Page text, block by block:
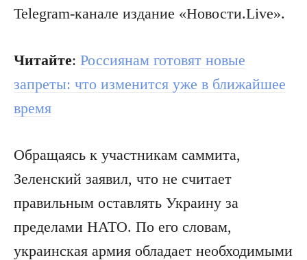
Telegram-канале издание «Новости.Live».
Читайте: Россиянам готовят новые
запреты: что изменится уже в ближайшее
время
Обращаясь к участникам саммита,
Зеленский заявил, что не считает
правильным оставлять Украину за
пределами НАТО. По его словам,
украинская армия обладает необходимыми